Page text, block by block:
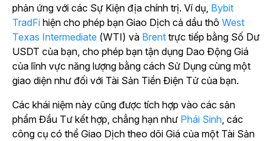
phản ứng với các Sự Kiện địa chính trị. Ví dụ, Bybit
TradFi hiện cho phép bạn Giao Dịch cả dầu thô West
Texas Intermediate (WTI) và Brent trực tiếp bằng Số Dư
USDT của bạn, cho phép bạn tận dụng Dao Động Giá
của lĩnh vực năng lượng bằng cách Sử Dụng cùng một
giao diện như đối với Tài Sản Tiền Điện Tử của bạn.
Các khái niệm này cũng được tích hợp vào các sản
phẩm Đầu Tư kết hợp, chẳng hạn như Phái Sinh , các
công cụ có thể Giao Dịch theo dõi Giá của một Tài Sản